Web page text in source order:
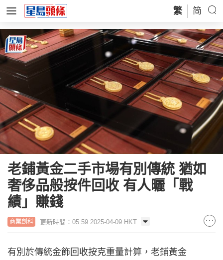
繁 简
老鋪黃金二手市場有別傳統 猶如
奢侈品般按件回收 有人曬「戰
績」賺錢
商業創科 更新時間：05:59 2025-04-09 HKT
有別於傳統金飾回收按克重量計算，老鋪黃金